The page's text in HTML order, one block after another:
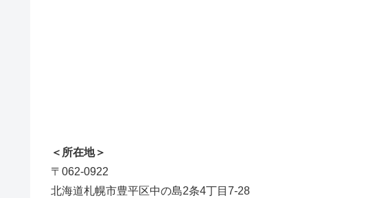
＜所在地＞
〒062-0922
北海道札幌市豊平区中の島2条4丁目7-28